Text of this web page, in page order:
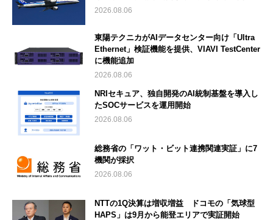
2026.08.06
東陽テクニカがAIデータセンター向け「Ultra
Ethernet」検証機能を提供、VIAVI TestCenter
に機能追加
2026.08.06
NRIセキュア、独自開発のAI統制基盤を導入し
たSOCサービスを運用開始
2026.08.06
総務省の「ワット・ビット連携関連実証」に7
機関が採択
2026.08.06
NTTの1Q決算は増収増益 ドコモの「気球型
HAPS」は9月から能登エリアで実証開始